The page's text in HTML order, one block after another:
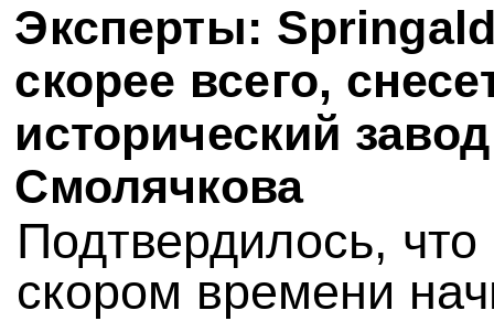
Эксперты:
скорее всего,
исторический
Смолячкова
Подтвердилось, что
скором времени